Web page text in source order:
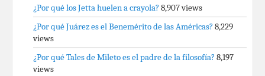
¿Por qué los Jetta huelen a crayola? 8,907 views
¿Por qué Juárez es el Benemérito de las Américas? 8,229
views
¿Por qué Tales de Mileto es el padre de la filosofía? 8,197
views